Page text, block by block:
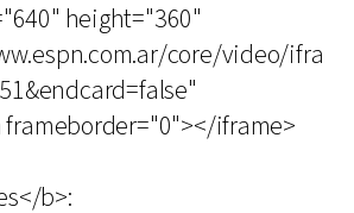
height="360"
core/video/ifra
iframe>
b>: